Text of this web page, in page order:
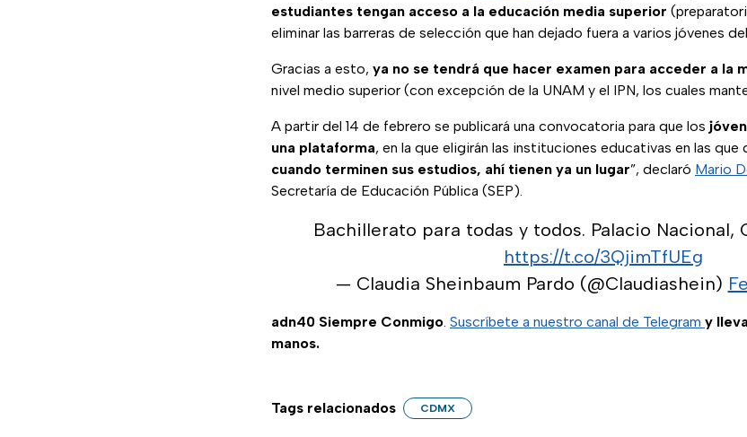
estudiantes tengan acceso a la educación media superior
eliminar las barreras de selección que han dejado fuera a varios jóvenes
Gracias a esto, ya no se tendrá que hacer examen para acceder a la
nivel medio superior (con excepción de la UNAM y el IPN, los cuales
A partir del 14 de febrero se publicará una convocatoria para que los
una plataforma, en la que eligirán las instituciones educativas en las que
cuando terminen sus estudios, ahí tienen ya un lugar”, declaró Mario
Secretaría de Educación Pública (SEP).
Bachillerato para todas y todos. Palacio Nacional,
https://t.co/3QjimTfUEg
— Claudia Sheinbaum Pardo (@Claudiashein)
adn40 Siempre Conmigo. Suscríbete a nuestro canal de Telegram y
manos.
Tags relacionados CDMX